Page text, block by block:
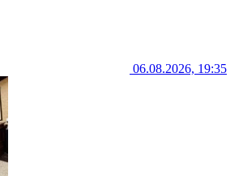
06.08.2026, 19:35